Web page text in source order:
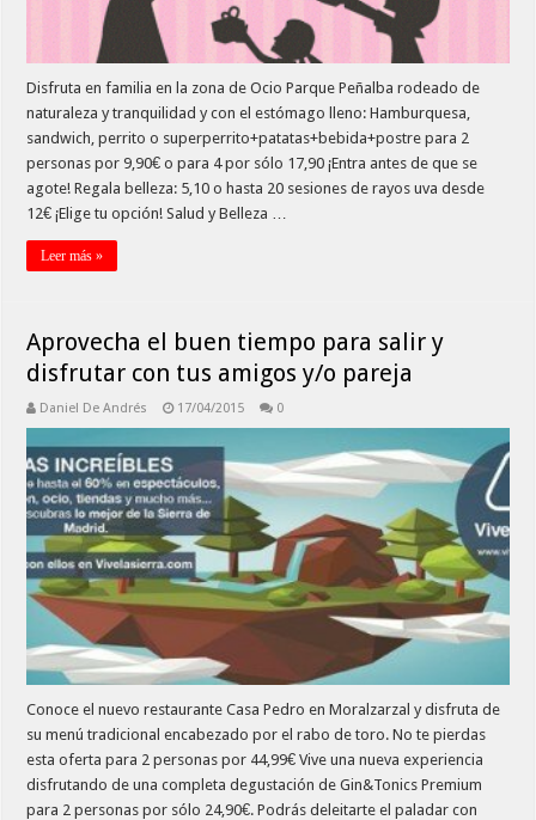
Disfruta en familia en la zona de Ocio Parque Peñalba rodeado de
naturaleza y tranquilidad y con el estómago lleno: Hamburquesa,
sandwich, perrito o superperrito+patatas+bebida+postre para 2
personas por 9,90€ o para 4 por sólo 17,90 ¡Entra antes de que se
agote! Regala belleza: 5,10 o hasta 20 sesiones de rayos uva desde
12€ ¡Elige tu opción! Salud y Belleza …
Leer más »
Aprovecha el buen tiempo para salir y
disfrutar con tus amigos y/o pareja
Daniel De Andrés 17/04/2015 0
Conoce el nuevo restaurante Casa Pedro en Moralzarzal y disfruta de
su menú tradicional encabezado por el rabo de toro. No te pierdas
esta oferta para 2 personas por 44,99€ Vive una nueva experiencia
disfrutando de una completa degustación de Gin&Tonics Premium
para 2 personas por sólo 24,90€. Podrás deleitarte el paladar con